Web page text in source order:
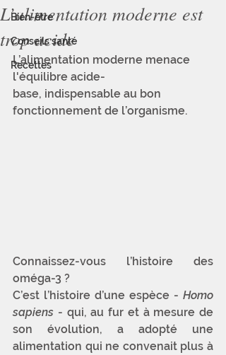
Bien-être
Conseils santé
Recettes
L’alimentation moderne est
trop acide
L’alimentation moderne menace
l'équilibre acide-
base, indispensable au bon
fonctionnement de l’organisme.
Connaissez-vous l’histoire des
oméga-3 ?
C’est l’histoire d’une espèce - Homo
sapiens - qui, au fur et à mesure de
son évolution, a adopté une
alimentation qui ne convenait plus à